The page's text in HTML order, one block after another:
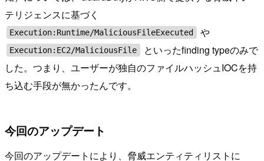
テリジェンスに基づく
Execution:Runtime/MaliciousFileExecuted や
Execution:EC2/MaliciousFile
といったfinding typeのみで
した。つまり、ユーザーが独自のファイルハッシュIOCを持
ち込む手段が無かったんです。
今回のアップデート
今回のアップデートにより、脅威エンティティリストに